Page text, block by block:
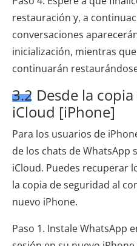
restauración y, a
conversaciones
inicialización, mientras
continuarán
3.2 Desde la
iCloud [iPhone]
Para los usuarios de
de los chats de WhatsApp
iCloud. Puedes recuperar
la copia de seguridad al
nuevo iPhone.
Paso 1. Instale WhatsApp